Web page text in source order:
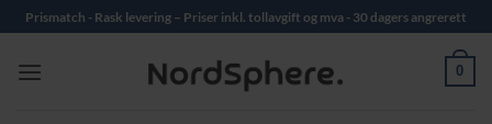
Skip
to
content
Prismatch - Rask levering – Priser inkl. tollavgift og mva - 30 dagers angrerett
0